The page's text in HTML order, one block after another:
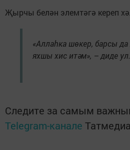
Җырчы белән элемтәгә кереп
«Аллаһка шөкер, барсы
яхшы хис итәм», – диде ул.
Следите за самым
Telegram-канале Татмедиа